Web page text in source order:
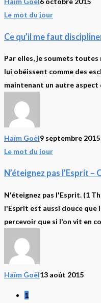
Ce
me
faut
discipliner
moi
Oswald
Chambers
Le mot du jour
Ce qu’il me faut
Par elles, je soumets toutes
lui obéissent comme des
maintenant un autre
Haïm Goël9 septembre 2015
N’éteignez
l’Esprit
–
Oswald
Chambers
Le mot du jour
N’éteignez pas l’Esprit –
N'éteignez pas l'Esprit. (1
l'Esprit est aussi douce que
percevoir que si l'on vit en
Haïm Goël13 août 2015
1